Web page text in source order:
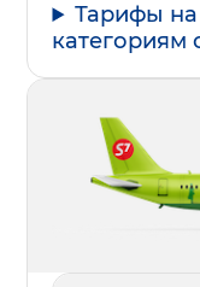
Тарифы на
категориям